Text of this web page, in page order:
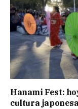
Hanami Fest:
cultura japonesa